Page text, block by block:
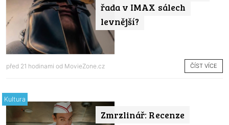
řada v IMAX sálech
levnější?
před 21 hodinami od MovieZone.cz ČÍST VÍCE
Zmrzlinář: Recenze
Kultura